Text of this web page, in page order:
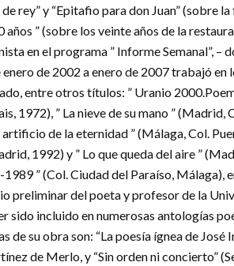
rey” y “Epitafio para don Juan” (sobre
años ” (sobre los veinte años de la
en el programa ” Informe Semanal”, –
de 2002 a enero de 2007 trabajó
entre otros títulos: ” Uranio
1972), ” La nieve de su mano ” (Madrid,
de la eternidad ” (Málaga, Col.
1992) y ” Lo que queda del aire ”
” (Col. Ciudad del Paraíso, Málaga),
preliminar del poeta y profesor de la
sido incluido en numerosas antologías
su obra son: “La poesía ígnea de José
de Merlo, y “Sin orden ni concierto”